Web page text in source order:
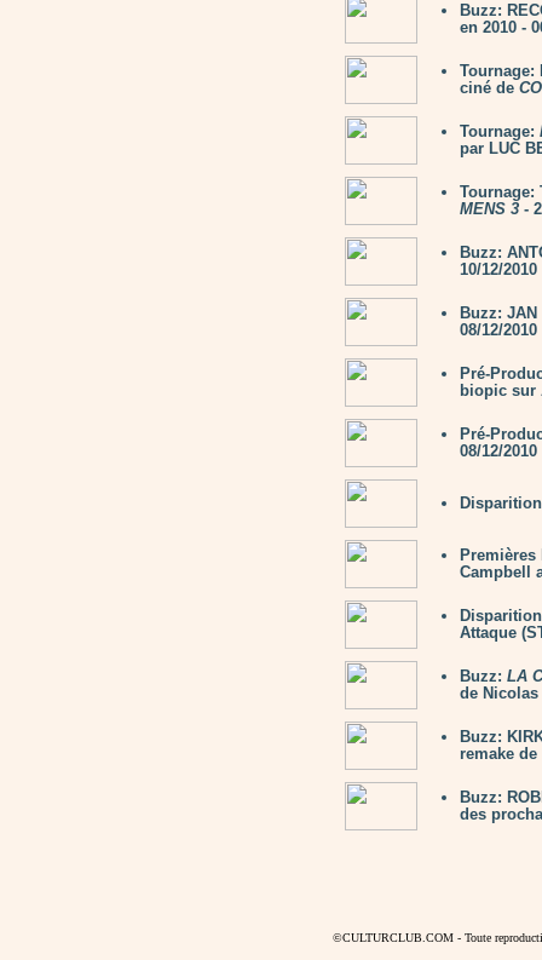
Buzz:
en 2010 -
Tournage:
ciné de
Tournage:
par LUC
MENS 3 -
Buzz:
10/12/2010
Buzz:
08/12/2010
Pré-
biopic sur
Pré-
08/12/2010
Premières
Campbell
Attaque
Buzz: LA
de Nicolas
Buzz:
remake
Buzz:
des
©CULTURCLUB.COM - Toute